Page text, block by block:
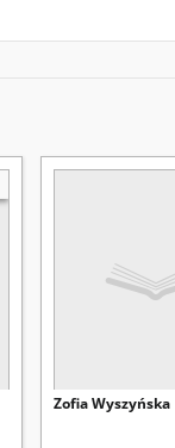
Zofia Wyszyńska